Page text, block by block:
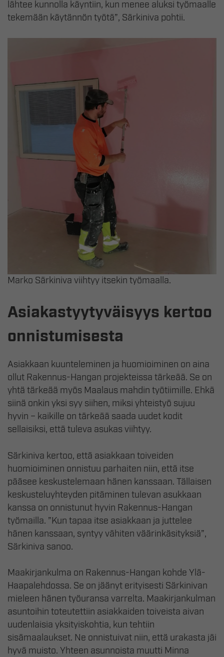
lähtee kunnolla käyntiin, kun menee aluksi työmaalle
tekemään käytännön työtä”, Särkiniva pohtii.
Marko Särkiniva viihtyy itsekin työmaalla.
Asiakastyytyväisyys kertoo
onnistumisesta
Asiakkaan kuunteleminen ja huomioiminen on aina
ollut Rakennus-Hangan projekteissa tärkeää. Se on
yhtä tärkeää myös Maalaus mahdin työtiimille. Ehkä
siinä onkin yksi syy siihen, miksi yhteistyö sujuu
hyvin – kaikille on tärkeää saada uudet kodit
sellaisiksi, että tuleva asukas viihtyy.
Särkiniva kertoo, että asiakkaan toiveiden
huomioiminen onnistuu parhaiten niin, että itse
pääsee keskustelemaan hänen kanssaan. Tällaisen
keskusteluyhteyden pitäminen tulevan asukkaan
kanssa on onnistunut hyvin Rakennus-Hangan
työmailla. ”Kun tapaa itse asiakkaan ja juttelee
hänen kanssaan, syntyy vähiten väärinkäsityksiä”,
Särkiniva sanoo.
Maakirjankulma on Rakennus-Hangan kohde Ylä-
Haapalehdossa. Se on jäänyt erityisesti Särkinivan
mieleen hänen työuransa varrelta. Maakirjankulman
asuntoihin toteutettiin asiakkaiden toiveista aivan
uudenlaisia yksityiskohtia, kun tehtiin
sisämaalaukset. Ne onnistuivat niin, että urakasta jäi
hyvä muisto. Yhteen asunnoista muutti Minna